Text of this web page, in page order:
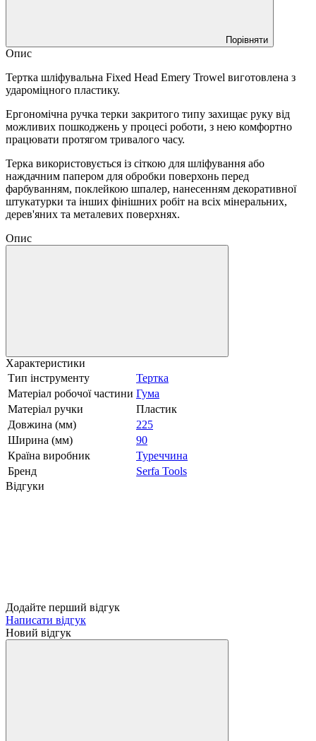
Порівняти
Опис
Тертка шліфувальна Fixed Head Emery Trowel виготовлена з
удароміцного пластику.
Ергономічна ручка терки закритого типу захищає руку від
можливих пошкоджень у процесі роботи, з нею комфортно
працювати протягом тривалого часу.
Терка використовується із сіткою для шліфування або
наждачним папером для обробки поверхонь перед
фарбуванням, поклейкою шпалер, нанесенням декоративної
штукатурки та інших фінішних робіт на всіх мінеральних,
дерев'яних та металевих поверхнях.
Опис
Характеристики
Тип інструменту
Тертка
Матеріал робочої частини Гума
Матеріал ручки
Пластик
Довжина (мм)
225
Ширина (мм)
90
Країна виробник
Туреччина
Бренд
Serfa Tools
Відгуки
Додайте перший відгук
Написати відгук
Новий відгук